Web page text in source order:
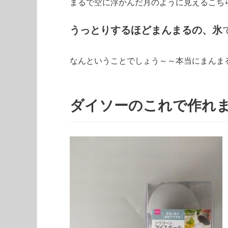
まるで空に浮かんだ月のように見えるこ
うっとりするほどまんまるの、氷
なんということでしょう～～本当にまんま
ダイソーのこれで作れ